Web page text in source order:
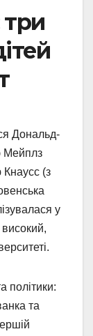
Дональд-
Мейплз
(з
у
політики:
та